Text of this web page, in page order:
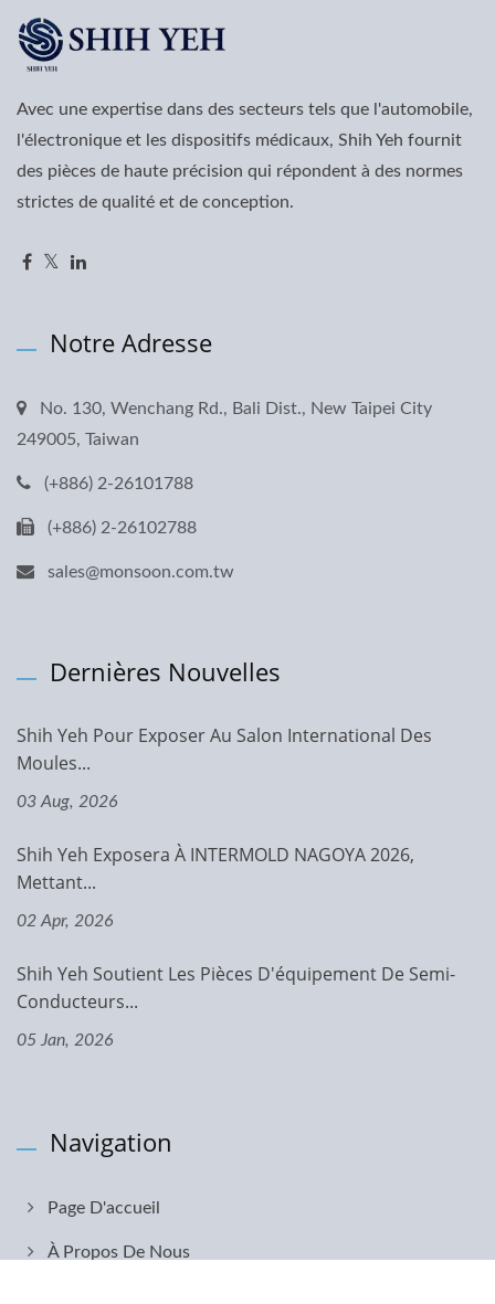
Avec une expertise dans des secteurs tels que l'automobile,
l'électronique et les dispositifs médicaux, Shih Yeh fournit
des pièces de haute précision qui répondent à des normes
strictes de qualité et de conception.
Notre Adresse
No. 130, Wenchang Rd., Bali Dist., New Taipei City
249005, Taiwan
(+886) 2-26101788
(+886) 2-26102788
sales@monsoon.com.tw
Dernières Nouvelles
Shih Yeh Pour Exposer Au Salon International Des
Moules...
03 Aug, 2026
Shih Yeh Exposera À INTERMOLD NAGOYA 2026,
Mettant...
02 Apr, 2026
Shih Yeh Soutient Les Pièces D'équipement De Semi-
Conducteurs...
05 Jan, 2026
Navigation
Page D'accueil
À Propos De Nous